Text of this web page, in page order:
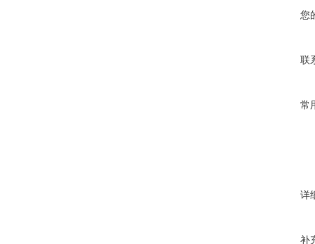
您
联
常
详
补